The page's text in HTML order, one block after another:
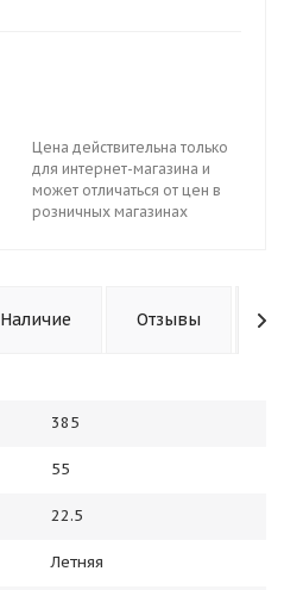
Цена действительна только
для интернет-магазина и
может отличаться от цен в
розничных магазинах
Наличие Отзывы
385
55
22.5
Летняя